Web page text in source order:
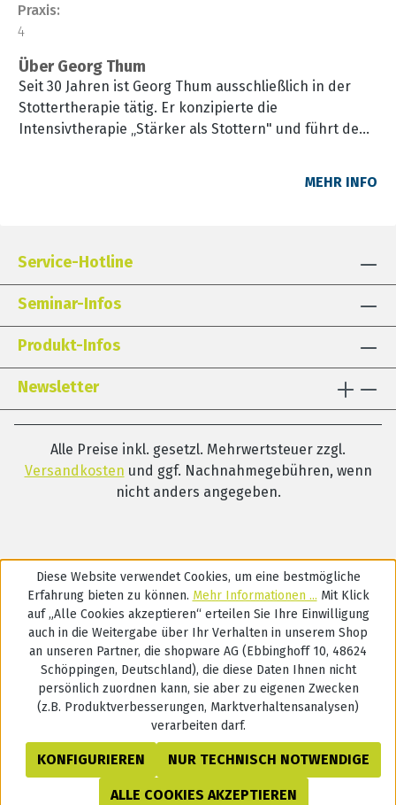
Praxis:
4
Über Georg Thum
Seit 30 Jahren ist Georg Thum ausschließlich in der
Stottertherapie tätig. Er konzipierte die
Intensivtherapie „Stärker als Stottern" und führt den
Maximilians-Universität München für den Fachbereich
„Redeflussstörungen“ (2016) sowie Autor zahlreicher
MEHR INFO
Service-Hotline
Seminar-Infos
Produkt-Infos
Newsletter
Alle Preise inkl. gesetzl. Mehrwertsteuer zzgl.
Versandkosten und ggf. Nachnahmegebühren, wenn
nicht anders angegeben.
Diese Website verwendet Cookies, um eine bestmögliche
Erfahrung bieten zu können. Mehr Informationen ... Mit Klick
auf „Alle Cookies akzeptieren“ erteilen Sie Ihre Einwilligung
auch in die Weitergabe über Ihr Verhalten in unserem Shop
an unseren Partner, die shopware AG (Ebbinghoff 10, 48624
Schöppingen, Deutschland), die diese Daten Ihnen nicht
persönlich zuordnen kann, sie aber zu eigenen Zwecken
(z.B. Produktverbesserungen, Marktverhaltensanalysen)
verarbeiten darf.
NUR TECHNISCH NOTWENDIGE
KONFIGURIEREN
ALLE COOKIES AKZEPTIEREN